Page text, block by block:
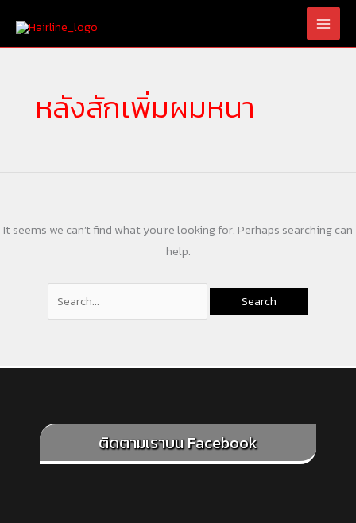
content
หลังสักเพิ่มผมหนา
It seems we can’t find what you’re looking for. Perhaps searching can
help.
for:
ติดตามเราบน Facebook